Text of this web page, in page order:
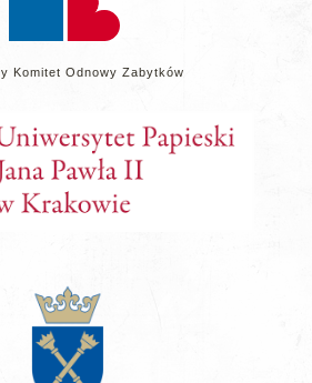
Komitet Odnowy Zabytków